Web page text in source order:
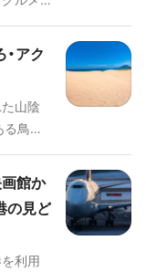
そんな
。 ##
アク
山陰
鳥取
な海鮮
なら
、カッ
ンが
光ス
画館か
の見ど
利用